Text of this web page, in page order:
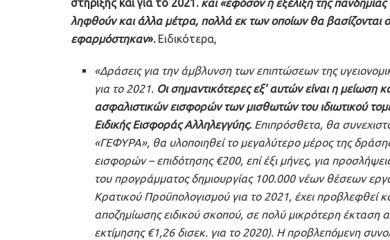
στήριξης και για το 2021. και «εφόσον η εξέλιξη της
ληφθούν και άλλα μέτρα, πολλά εκ των οποίων θα βασίζονται
εφαρμόστηκαν». Ειδικότερα,
«Δράσεις για την άμβλυνση των επιπτώσεων της
για το 2021. Οι σημαντικότερες εξ’ αυτών είναι η μείωση
ασφαλιστικών εισφορών των μισθωτών του ιδιωτικού
Ειδικής Εισφοράς Αλληλεγγύης. Επιπρόσθετα, θα
«ΓΕΦΥΡΑ», θα υλοποιηθεί το μεγαλύτερο μέρος της
εισφορών – επιδότησης €200, επί έξι μήνες, για
του προγράμματος δημιουργίας 100.000 νέων θέσεων
Κρατικού Προϋπολογισμού για το 2021, έχει προβλεφθεί
αποζημίωσης ειδικού σκοπού, σε πολύ μικρότερη έκταση
εκτίμησης €1,26 δισεκ. για το 2020). Η προβλεπόμενη